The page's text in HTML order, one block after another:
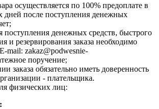
осуществляется по 100% предоплате в
дней после поступления денежных
поступления денежных средств, быстрого
и резервирования заказа необходимо
mail: zakaz@podwesnie-
поручение;
заказа обязательно иметь доверенность
- плательщика.
физических лиц: